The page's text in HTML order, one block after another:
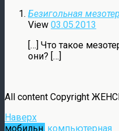
Безигольная
View 03.05.2013
[…] Что такое
они? […]
All content Copyright
Наверх
мобильн. компьютерная